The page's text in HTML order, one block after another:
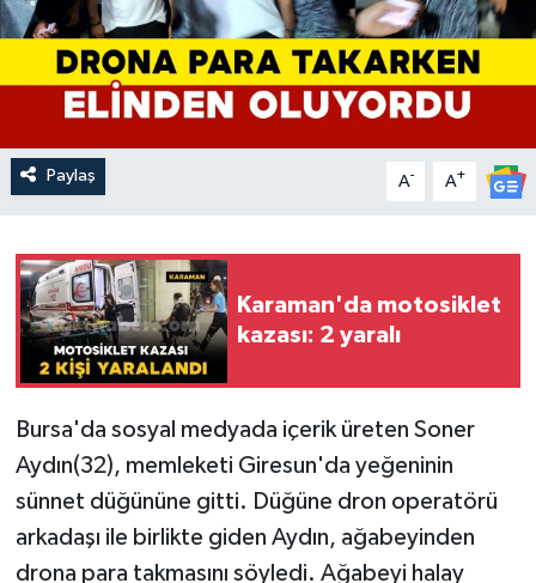
Paylaş A- A+
Karaman'da motosiklet
kazası: 2 yaralı
Bursa'da sosyal medyada içerik üreten Soner
Aydın(32), memleketi Giresun'da yeğeninin
sünnet düğününe gitti. Düğüne dron operatörü
arkadaşı ile birlikte giden Aydın, ağabeyinden
drona para takmasını söyledi. Ağabeyi halay